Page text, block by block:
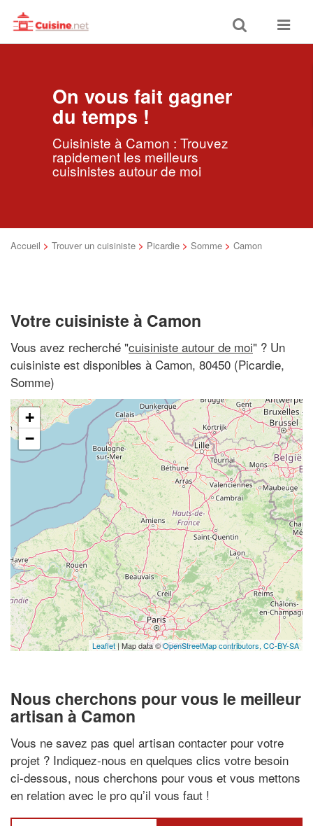
Toggle
search
Toggle
On vous fait gagner
du temps !
Cuisiniste à Camon : Trouvez
rapidement les meilleurs
cuisinistes autour de moi
Accueil > Trouver un cuisiniste > Picardie > Somme > Camon
Votre cuisiniste à Camon
Vous avez recherché "cuisiniste autour de moi" ? Un
cuisiniste est disponibles à Camon, 80450 (Picardie,
Somme)
+
−
Leaflet | Map data ©OpenStreetMap contributors, CC-BY-SA
Nous cherchons pour vous le meilleur
artisan à Camon
Vous ne savez pas quel artisan contacter pour votre
projet ? Indiquez-nous en quelques clics votre besoin
ci-dessous, nous cherchons pour vous et vous mettons
en relation avec le pro qu’il vous faut !